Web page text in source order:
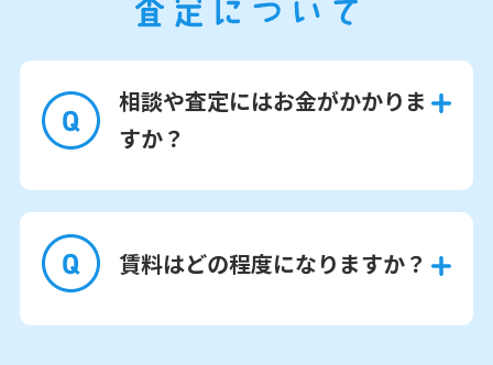
相談や査定にはお金がかかりま
すか？
賃料はどの程度になりますか？